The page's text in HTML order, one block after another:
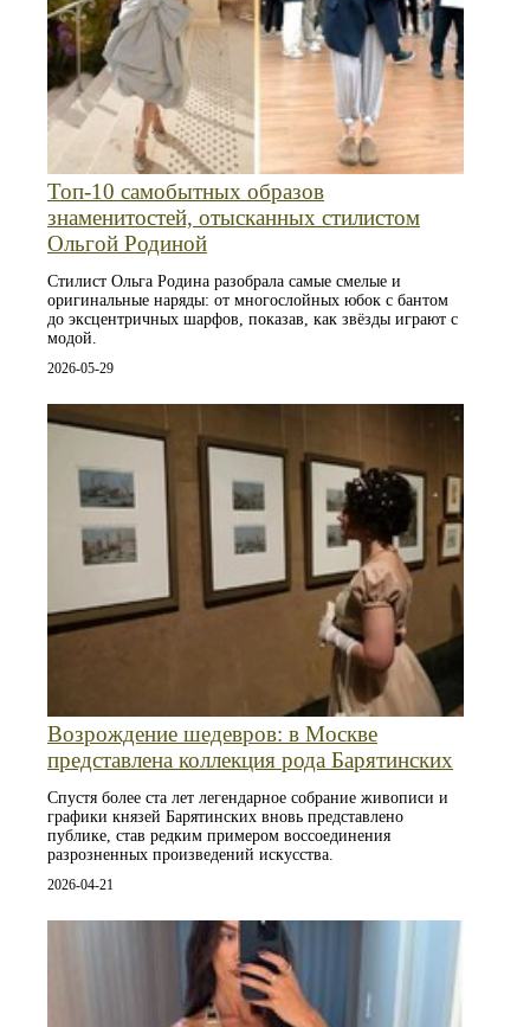
Топ‑10 самобытных образов
знаменитостей, отысканных стилистом
Ольгой Родиной
Стилист Ольга Родина разобрала самые смелые и
оригинальные наряды: от многослойных юбок с бантом
до эксцентричных шарфов, показав, как звёзды играют с
модой.
2026-05-29
Возрождение шедевров: в Москве
представлена коллекция рода Барятинских
Спустя более ста лет легендарное собрание живописи и
графики князей Барятинских вновь представлено
публике, став редким примером воссоединения
разрозненных произведений искусства.
2026-04-21